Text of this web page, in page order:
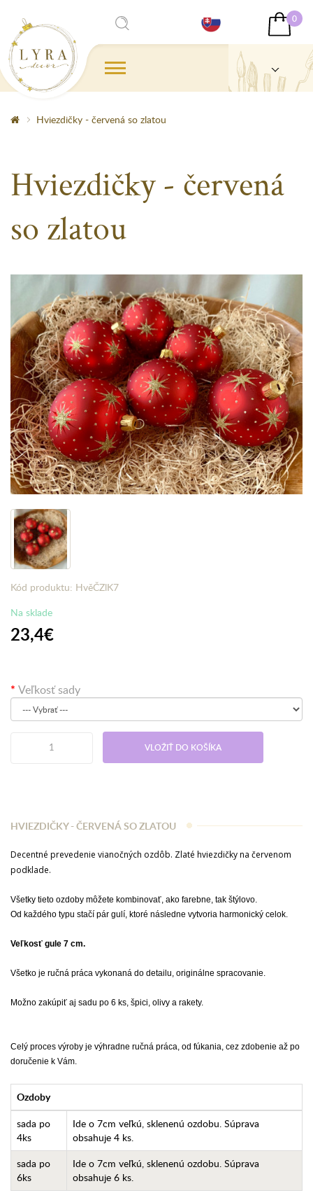
0
Hviezdičky - červená so zlatou
Hviezdičky - červená
so zlatou
Kód produktu: HvěČZlK7
Na sklade
23,4€
Veľkosť sady
VLOŽIŤ DO KOŠÍKA
HVIEZDIČKY - ČERVENÁ SO ZLATOU
Decentné prevedenie vianočných ozdôb. Zlaté hviezdičky na červenom
podklade.
Všetky tieto ozdoby môžete kombinovať, ako farebne, tak štýlovo.
Od každého typu stačí pár gulí, ktoré následne vytvoria harmonický celok.
Veľkosť gule 7 cm.
Všetko je ručná práca vykonaná do detailu, originálne spracovanie.
Možno zakúpiť aj sadu po 6 ks, špici, olivy a rakety.
Celý proces výroby je výhradne ručná práca, od fúkania, cez zdobenie až po
doručenie k Vám.
Ozdoby
sada po
4ks
Ide o 7cm veľkú, sklenenú ozdobu. Súprava
obsahuje 4 ks.
sada po
6ks
Ide o 7cm veľkú, sklenenú ozdobu. Súprava
obsahuje 6 ks.